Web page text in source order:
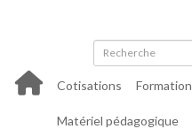
Cotisations
Matériel pédagogique